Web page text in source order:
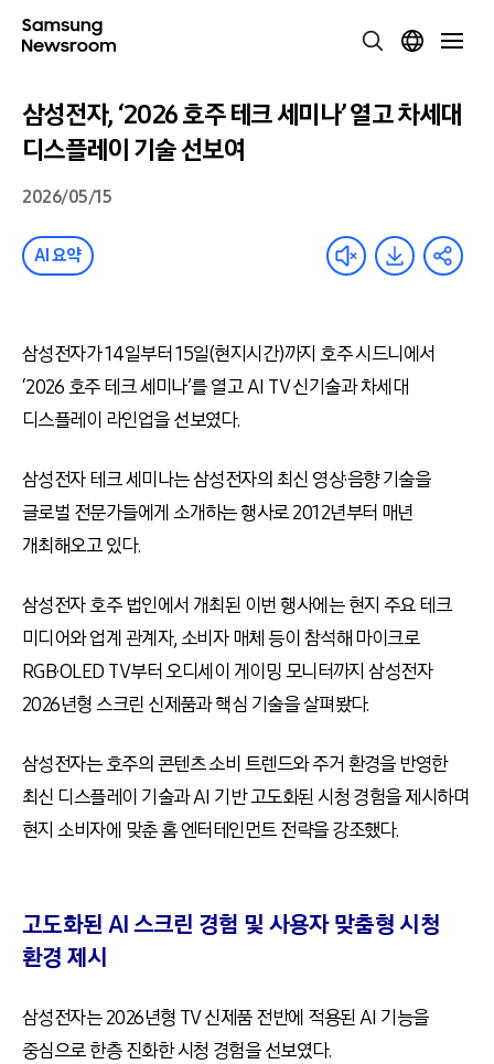
삼성전자, ‘2026 호주 테크 세미나’ 열고 차세대
디스플레이 기술 선보여
2026/05/15
AI 요약
삼성전자가 14일부터 15일(현지시간)까지 호주 시드니에서
‘2026 호주 테크 세미나’를 열고 AI TV 신기술과 차세대
디스플레이 라인업을 선보였다.
삼성전자 테크 세미나는 삼성전자의 최신 영상·음향 기술을
글로벌 전문가들에게 소개하는 행사로 2012년부터 매년
개최해오고 있다.
삼성전자 호주 법인에서 개최된 이번 행사에는 현지 주요 테크
미디어와 업계 관계자, 소비자 매체 등이 참석해 마이크로
RGB·OLED TV부터 오디세이 게이밍 모니터까지 삼성전자
2026년형 스크린 신제품과 핵심 기술을 살펴봤다.
삼성전자는 호주의 콘텐츠 소비 트렌드와 주거 환경을 반영한
최신 디스플레이 기술과 AI 기반 고도화된 시청 경험을 제시하며
현지 소비자에 맞춘 홈 엔터테인먼트 전략을 강조했다.
고도화된 AI 스크린 경험 및 사용자 맞춤형 시청
환경 제시
삼성전자는 2026년형 TV 신제품 전반에 적용된 AI 기능을
중심으로 한층 진화한 시청 경험을 선보였다.